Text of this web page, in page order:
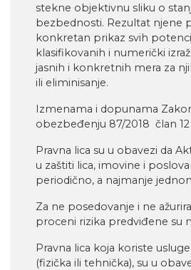
stekne objektivnu sliku o
bezbednosti. Rezultat njene
konkretan prikaz svih
klasifikovanih i numerički
jasnih i konkretnih mera za
ili eliminisanje.
Izmenama i dopunama
obezbeđenju 87/2018 član
Pravna lica su u obavezi da
u zaštiti lica, imovine i
periodično, a najmanje
Za ne posedovanje i ne
proceni rizika predviđene su
Pravna lica koja koriste
(fizička ili tehnička), su u